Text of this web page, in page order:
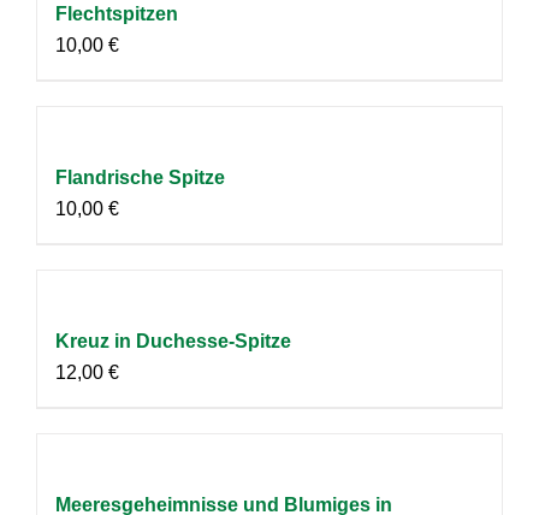
Flechtspitzen
10,00 €
Flandrische Spitze
10,00 €
Kreuz in Duchesse-Spitze
12,00 €
Meeresgeheimnisse und Blumiges in